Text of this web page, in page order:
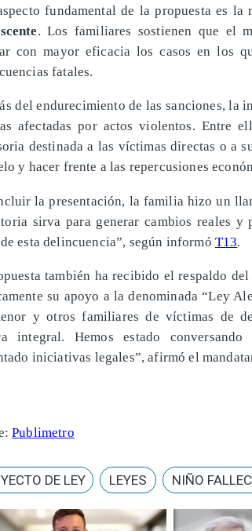
fundamental de la propuesta es
. Los familiares sostienen que el
con mayor eficacia los casos en los
fatales.
del endurecimiento de las sanciones, la
afectadas por actos violentos. Entre
destinada a las víctimas directas o a
y hacer frente a las repercusiones
la presentación, la familia hizo un
sirva para generar cambios reales
esta delincuencia”, según informó T13.
también ha recibido el respaldo del
su apoyo a la denominada “Ley
y otros familiares de víctimas de
integral. Hemos estado
iniciativas legales”, afirmó el
Publimetro
DE LEY LEYES NIÑO